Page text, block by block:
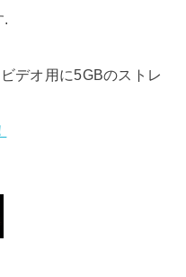
.
デオ用に5GBのストレ